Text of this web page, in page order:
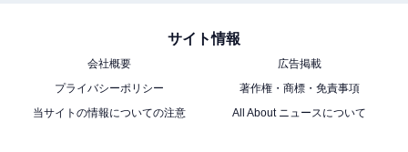
サイト情報
会社概要
広告掲載
プライバシーポリシー
著作権・商標・免責事項
当サイトの情報についての注意
All About ニュースについて